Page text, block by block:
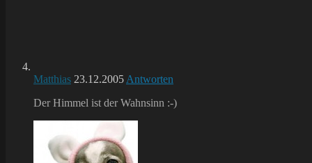
Matthias 23.12.2005 Antworten
Der Himmel ist der Wahnsinn :-)